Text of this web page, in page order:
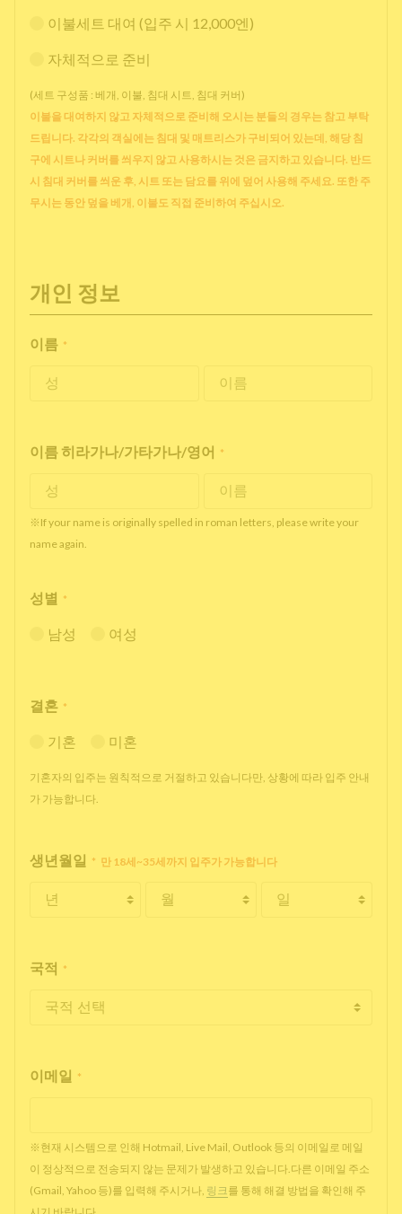
이불세트 대여 (입주 시 12,000엔)
자체적으로 준비
(세트 구성품 : 베개, 이불, 침대 시트, 침대 커버)
이불을 대여하지 않고 자체적으로 준비해 오시는 분들의 경우는 참고 부탁
드립니다. 각각의 객실에는 침대 및 매트리스가 구비되어 있는데, 해당 침
구에 시트나 커버를 씌우지 않고 사용하시는 것은 금지하고 있습니다. 반드
시 침대 커버를 씌운 후, 시트 또는 담요를 위에 덮어 사용해 주세요. 또한 주
무시는 동안 덮을 베개, 이불도 직접 준비하여 주십시오.
개인 정보
이름 *
이름 히라가나/가타가나/영어 *
※If your name is originally spelled in roman letters, please write your
name again.
성별 *
남성 여성
결혼 *
기혼 미혼
기혼자의 입주는 원칙적으로 거절하고 있습니다만, 상황에 따라 입주 안내
가 가능합니다.
생년월일 * 만 18세~35세까지 입주가 가능합니다
국적 *
이메일 *
※현재 시스템으로 인해 Hotmail, Live Mail, Outlook 등의 이메일로 메일
이 정상적으로 전송되지 않는 문제가 발생하고 있습니다.다른 이메일 주소
(Gmail, Yahoo 등)를 입력해 주시거나, 링크 를 통해 해결 방법을 확인해 주
시기 바랍니다.